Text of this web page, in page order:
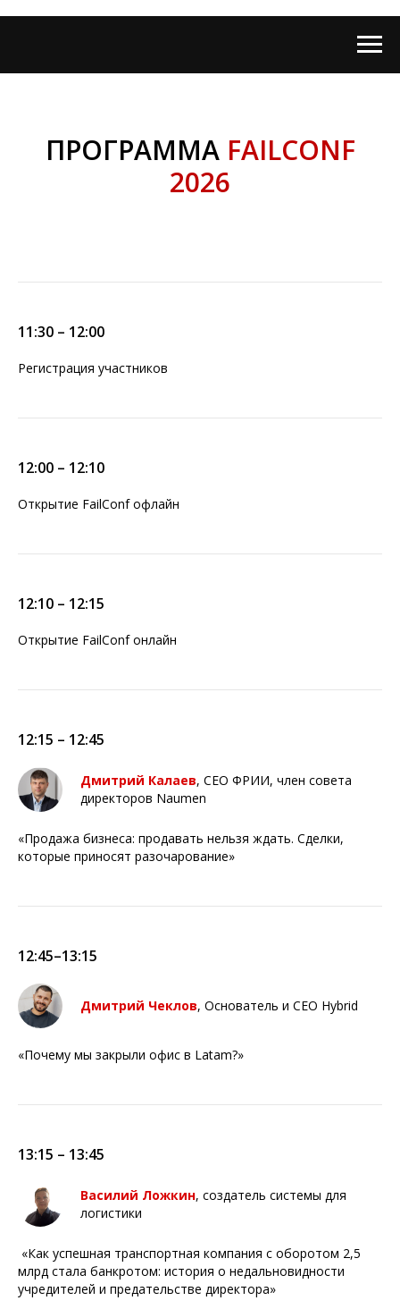
ПРОГРАММА FAILCONF
2026
11:30 – 12:00
Регистрация участников
12:00 – 12:10
Открытие FailConf офлайн
12:10 – 12:15
Открытие FailConf онлайн
12:15 – 12:45
Дмитрий Калаев, CEO ФРИИ, член совета
директоров Naumen
«Продажа бизнеса: продавать нельзя ждать. Сделки,
которые приносят разочарование»
12:45–13:15
Дмитрий Чеклов, Основатель и CEO Hybrid
«Почему мы закрыли офис в Latam?»
13:15 – 13:45
Василий Ложкин, создатель системы для
логистики
«Как успешная транспортная компания с оборотом 2,5
млрд стала банкротом: история о недальновидности
учредителей и предательстве директора»